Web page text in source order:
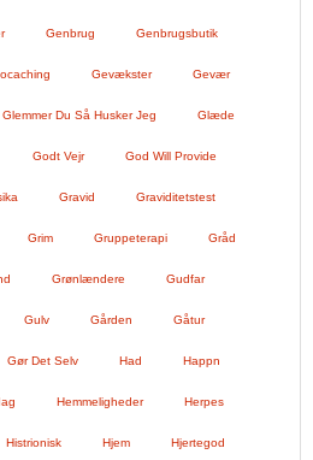
Genbrug Genbrugsbutik
Gevækster Gevær
Glemmer Du Så Husker Jeg Glæde
Godt Vejr God Will Provide
Gravid Graviditetstest
Grim Gruppeterapi Gråd
Grønlændere Gudfar
Gulv Gården Gåtur
Gør Det Selv Had Happn
Hemmeligheder Herpes
Histrionisk Hjem Hjertegod